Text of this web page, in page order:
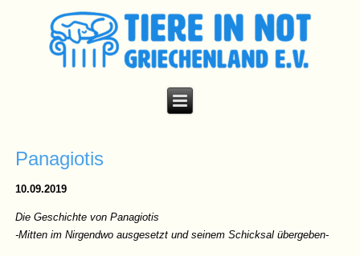
Panagiotis
10.09.2019
Die Geschichte von Panagiotis
-Mitten im Nirgendwo ausgesetzt und seinem Schicksal übergeben-